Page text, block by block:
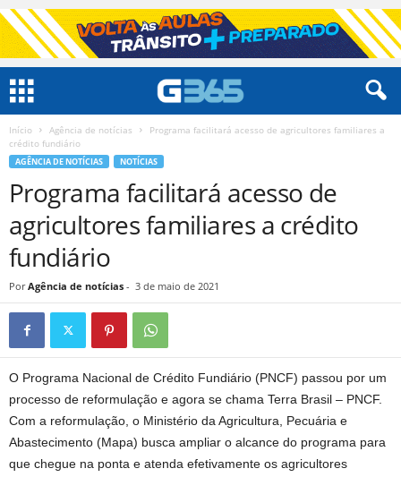
Início Agência de notícias
Programa facilitará acesso de agricultores familiares a
crédito fundiário
AGÊNCIA DE NOTÍCIAS NOTÍCIAS
Programa facilitará acesso de
agricultores familiares a crédito
fundiário
Por Agência de notícias - 3 de maio de 2021
O Programa Nacional de Crédito Fundiário (PNCF) passou por um
processo de reformulação e agora se chama Terra Brasil – PNCF.
Com a reformulação, o Ministério da Agricultura, Pecuária e
Abastecimento (Mapa) busca ampliar o alcance do programa para
que chegue na ponta e atenda efetivamente os agricultores